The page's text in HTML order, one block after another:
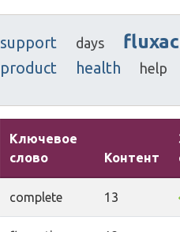
support days
product health help
Ключевое
слово
Контент
complete 13